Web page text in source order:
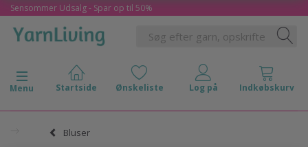
Sensommer Udsalg - Spar op til 50%
Skifte navigation
Menu
Bluser